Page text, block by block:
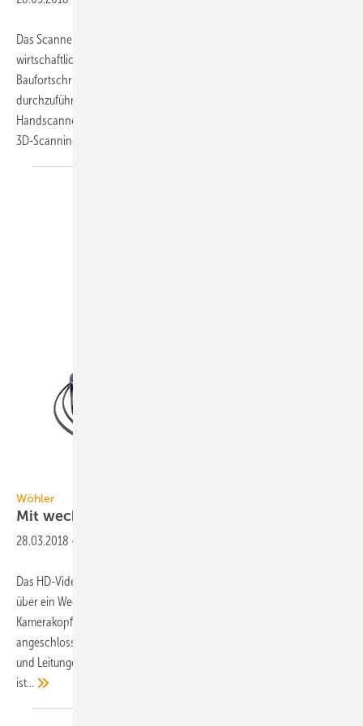
Das Scannen von Gebäuden ist die einfache, genaue und
wirtschaftliche Methode, um eine Bestandsaufnahme,
Baufortschrittsdokumentation oder eine Revisionsplanung
durchzuführen. Neben 3D-Laserscannern und einem 3D-
Handscanner sowie der dazu passenden Software bietet Trimble das
3D-Scanning
Wöhler
Mit wechselbaren
28.03.2018 -
Das HD-Videoinspektionssystem VIS 700 von Wöhler verfügt jetzt
über ein Wechselkopfsystem. Wahlweise können ein 26-mm-
Kamerakopf oder ein Dreh- und Schwenkkopf (40 mm)
angeschlossen werden. Das ermöglicht die Inspektion von Rohren
und Leitungen ab 40 bis 200 mm. Das Videoinspektionssystem
ist...